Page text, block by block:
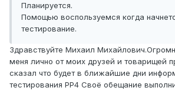
Планируется.
Помощью воспользуемся когда
тестирование.
Здравствуйте Михаил
меня лично от моих друзей и товарищей
сказал что будет в ближайшие дни
тестирования РР4 Своё обещание